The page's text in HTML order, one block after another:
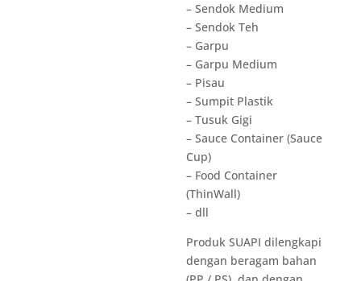
– Sendok Medium
– Sendok Teh
– Garpu
– Garpu Medium
– Pisau
– Sumpit Plastik
– Tusuk Gigi
– Sauce Container (Sauce
Cup)
– Food Container
(ThinWall)
– dll
Produk SUAPI dilengkapi
dengan beragam bahan